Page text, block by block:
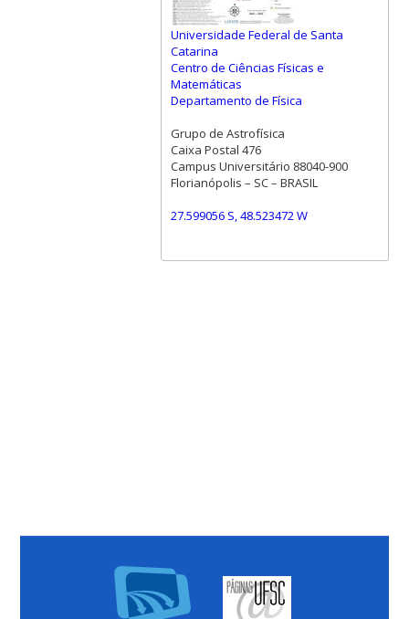
Universidade Federal de Santa
Catarina
Centro de Ciências Físicas e
Matemáticas
Departamento de Física
Grupo de Astrofísica
Caixa Postal 476
Campus Universitário 88040-900
Florianópolis – SC – BRASIL
27.599056 S, 48.523472 W